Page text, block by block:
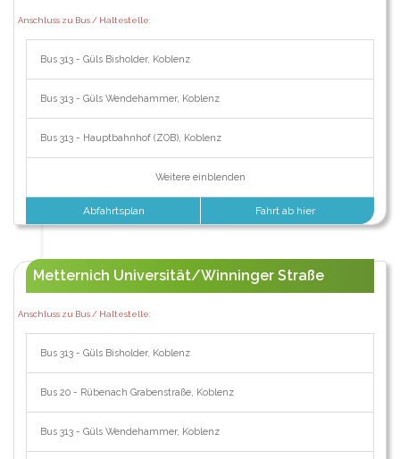
Anschluss zu Bus / Haltestelle:
Bus 313 - Güls Bisholder, Koblenz
Bus 313 - Güls Wendehammer, Koblenz
Bus 313 - Hauptbahnhof (ZOB), Koblenz
Weitere einblenden
Abfahrtsplan Fahrt ab hier
Metternich Universität/Winninger Straße
Anschluss zu Bus / Haltestelle:
Bus 313 - Güls Bisholder, Koblenz
Bus 20 - Rübenach Grabenstraße, Koblenz
Bus 313 - Güls Wendehammer, Koblenz